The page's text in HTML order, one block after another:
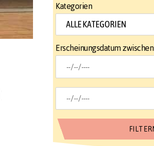
Kategorien
Erscheinungsdatum zwischen